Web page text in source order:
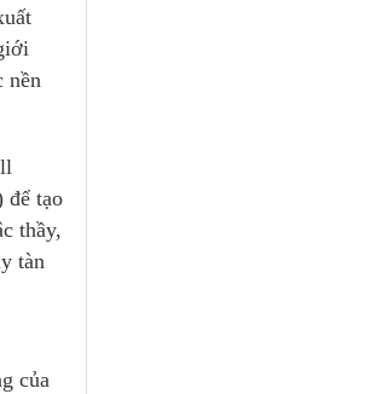
nền
để tạo
thầy,
tàn
của